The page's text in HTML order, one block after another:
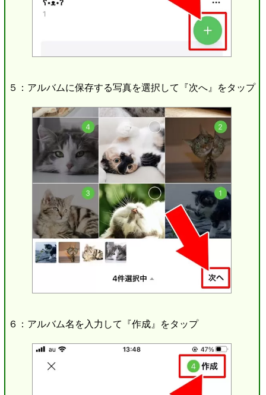
５：アルバムに保存する写真を選択して『次へ』をタップ
６：アルバム名を入力して『作成』をタップ